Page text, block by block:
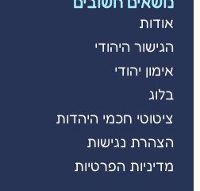
אודות
הגישור היהודי
אימון יהודי
בלוג
ציטוטי חכמי היהדות
הצהרת נגישות
מדיניות הפרטיות